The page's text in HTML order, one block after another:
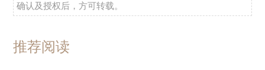
确认及授权后，方可转载。
推荐阅读